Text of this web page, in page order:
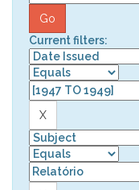
Current filters: